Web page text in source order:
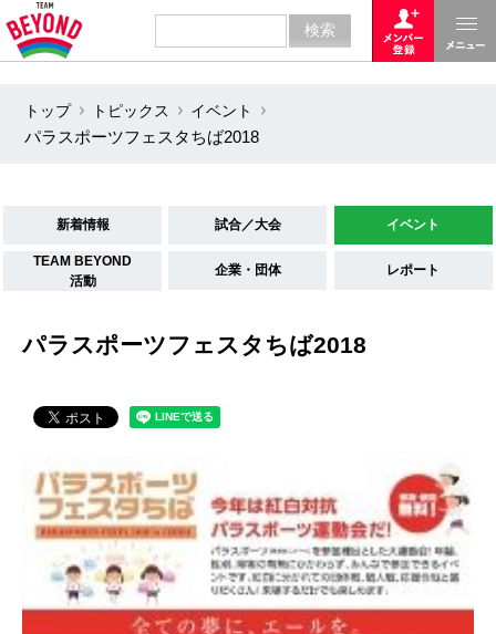
トップ トピックス
イベント
パラスポーツフェスタちば2018
新着情報 試合／大会 イベント
TEAM BEYOND
活動
企業・団体 レポート
パラスポーツフェスタちば2018